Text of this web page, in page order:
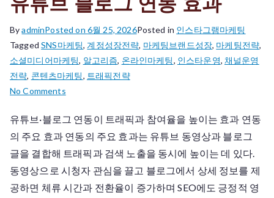
ByadminPosted on 6월 25, 2026Posted in 인스타그램마케팅
TaggedSNS마케팅, 계정성장전략, 마케팅브랜드성장, 마케팅전략,
소셜미디어마케팅, 알고리즘, 온라인마케팅, 인스타운영, 채널운영
전략, 콘텐츠마케팅, 트래픽전략
No Commentson
튜
브
블
로
그
유튜브·블로그 연동이 트래픽과 참여율을 높이는 효과 연동
의 주요 효과 연동의 주요 효과는 유튜브 동영상과 블로그
글을 결합해 트래픽과 검색 노출을 동시에 높이는 데 있다.
동영상으로 시청자 관심을 끌고 블로그에서 상세 정보를 제
공하면 체류 시간과 전환율이 증가하며 SEO에도 긍정적 영